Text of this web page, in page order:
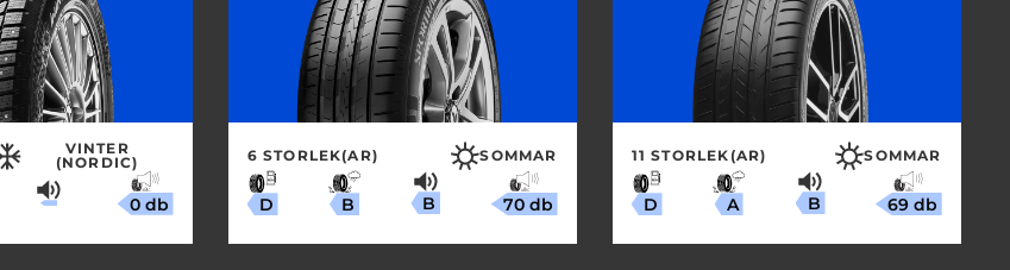
VINTER
(NORDIC)
0 db
6 STORLEK(AR) SOMMAR
D B B 70 db
11 STORLEK(AR) SOMMAR
D A B 69 db